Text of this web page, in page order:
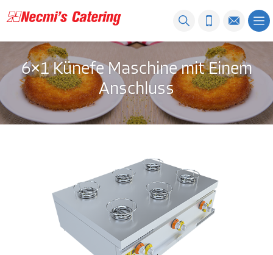
6×1 Künefe Maschine mit Einem
Anschluss